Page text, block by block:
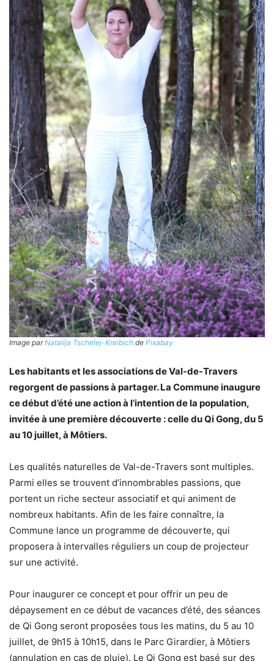
Image parNatalija Tschelej-Kreibich de Pixabay
Les habitants et les associations de Val-de-Travers
regorgent de passions à partager. La Commune inaugure
ce début d’été une action à l’intention de la population,
invitée à une première découverte : celle du Qi Gong, du 5
au 10 juillet, à Môtiers.
Les qualités naturelles de Val-de-Travers sont multiples.
Parmi elles se trouvent d’innombrables passions, que
portent un riche secteur associatif et qui animent de
nombreux habitants. Afin de les faire connaître, la
Commune lance un programme de découverte, qui
proposera à intervalles réguliers un coup de projecteur
sur une activité.
Pour inaugurer ce concept et pour offrir un peu de
dépaysement en ce début de vacances d’été, des séances
de Qi Gong seront proposées tous les matins, du 5 au 10
juillet, de 9h15 à 10h15, dans le Parc Girardier, à Môtiers
(annulation en cas de pluie). Le Qi Gong est basé sur des